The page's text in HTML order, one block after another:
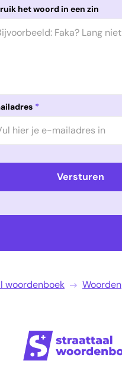
het woord in een zin
*
Versturen
woordenboek Woorden